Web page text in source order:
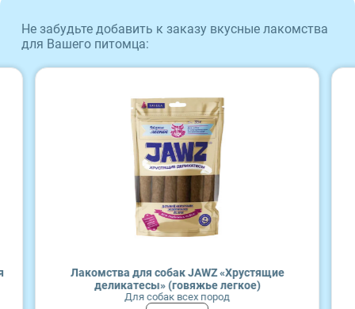
Территория
Craftia
Не забудьте добавить к заказу вкусные лакомства
для Вашего питомца:
Лакомства для собак JAWZ «Хрустящие
деликатесы» (говяжье легкое)
Для собак всех пород